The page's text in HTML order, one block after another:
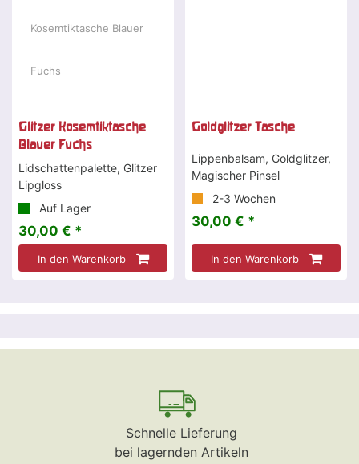
Glitzer Kosemtiktasche
Blauer Fuchs
Lidschattenpalette, Glitzer
Lipgloss
Auf Lager
30,00 € *
In den Warenkorb
Goldglitzer Tasche
Lippenbalsam, Goldglitzer,
Magischer Pinsel
2-3 Wochen
30,00 € *
In den Warenkorb
Schnelle Lieferung
bei lagernden Artikeln